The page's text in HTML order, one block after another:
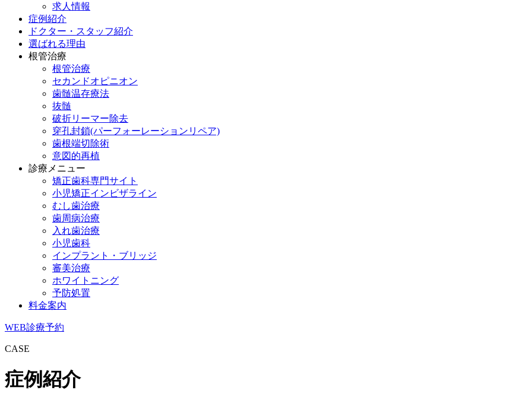
求人情報
症例紹介
ドクター・スタッフ紹介
選ばれる理由
根管治療
根管治療
セカンドオピニオン
歯髄温存療法
抜髄
破折リーマー除去
穿孔封鎖(パーフォーレーションリペア)
歯根端切除術
意図的再植
診療メニュー
矯正歯科専門サイト
小児矯正インビザライン
むし歯治療
歯周病治療
入れ歯治療
小児歯科
インプラント・ブリッジ
審美治療
ホワイトニング
予防処置
料金案内
WEB診療予約
CASE
症例紹介